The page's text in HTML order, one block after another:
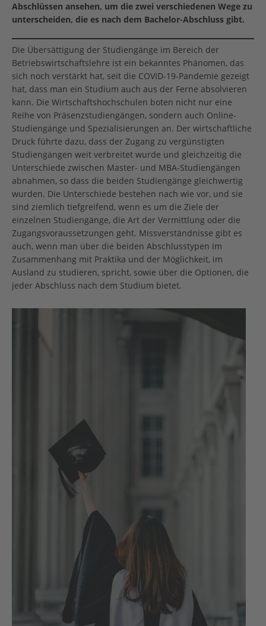
Abschlüssen ansehen, um die zwei verschiedenen Wege zu
unterscheiden, die es nach dem Bachelor-Abschluss gibt.
Die Übersättigung der Studiengänge im Bereich der
Betriebswirtschaftslehre ist ein bekanntes Phänomen, das
sich noch verstärkt hat, seit die COVID-19-Pandemie gezeigt
hat, dass man ein Studium auch aus der Ferne absolvieren
kann. Die Wirtschaftshochschulen boten nicht nur eine
Reihe von Präsenzstudiengängen, sondern auch Online-
Studiengänge und Spezialisierungen an. Der wirtschaftliche
Druck führte dazu, dass der Zugang zu vergünstigten
Studiengängen weit verbreitet wurde und gleichzeitig die
Unterschiede zwischen Master- und MBA-Studiengängen
abnahmen, so dass die beiden Studiengänge gleichwertig
wurden. Die Unterschiede bestehen nach wie vor, und sie
sind ziemlich tiefgreifend, wenn es um die Ziele der
einzelnen Studiengänge, die Art der Vermittlung oder die
Zugangsvoraussetzungen geht. Missverständnisse gibt es
auch, wenn man über die beiden Abschlusstypen im
Zusammenhang mit Praktika und der Möglichkeit, im
Ausland zu studieren, spricht, sowie über die Optionen, die
jeder Abschluss nach dem Studium bietet.